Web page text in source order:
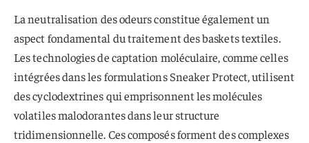
La neutralisation des odeurs constitue également un
aspect fondamental du traitement des baskets textiles.
Les technologies de captation moléculaire, comme celles
intégrées dans les formulations Sneaker Protect, utilisent
des cyclodextrines qui emprisonnent les molécules
volatiles malodorantes dans leur structure
tridimensionnelle. Ces composés forment des complexes